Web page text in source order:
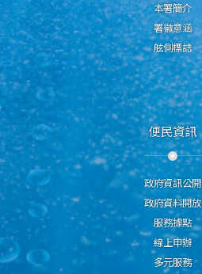
本署簡介
署徽意涵
舷側標誌
便民資訊
政府資訊公開
政府資料開放
服務據點
線上申辦
多元服務